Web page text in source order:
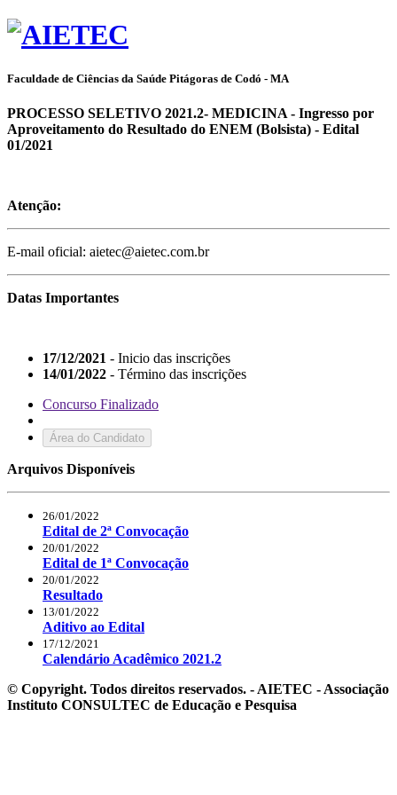
Faculdade de Ciências da Saúde Pitágoras de Codó - MA
PROCESSO SELETIVO 2021.2- MEDICINA - Ingresso por
Aproveitamento do Resultado do ENEM (Bolsista) - Edital
01/2021
Atenção:
E-mail oficial: aietec@aietec.com.br
Datas Importantes
17/12/2021 - Inicio das inscrições
14/01/2022 - Término das inscrições
Concurso Finalizado
Área do Candidato
Arquivos Disponíveis
26/01/2022
Edital de 2ª Convocação
20/01/2022
Edital de 1ª Convocação
20/01/2022
Resultado
13/01/2022
Aditivo ao Edital
17/12/2021
Calendário Acadêmico 2021.2
© Copyright. Todos direitos reservados. - AIETEC - Associação
Instituto CONSULTEC de Educação e Pesquisa